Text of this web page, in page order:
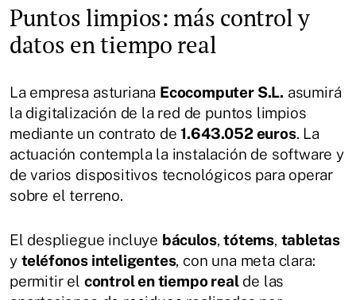
Puntos limpios: más control y
datos en tiempo real
La empresa asturiana Ecocomputer S.L. asumirá
la digitalización de la red de puntos limpios
mediante un contrato de1.643.052 euros. La
actuación contempla la instalación de software y
de varios dispositivos tecnológicos para operar
sobre el terreno.
El despliegue incluye báculos,tótems, tabletas
y teléfonos inteligentes, con una meta clara:
permitir el control en tiempo realde las